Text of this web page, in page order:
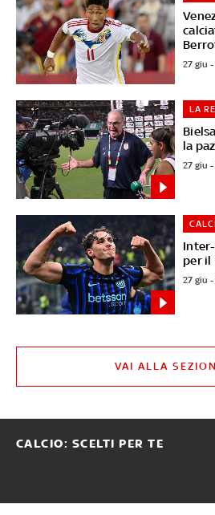
27 giu
la
LA
27 giu -
per il
27 giu -
VAI ALLA
CALCIO: SCELTI PER TE